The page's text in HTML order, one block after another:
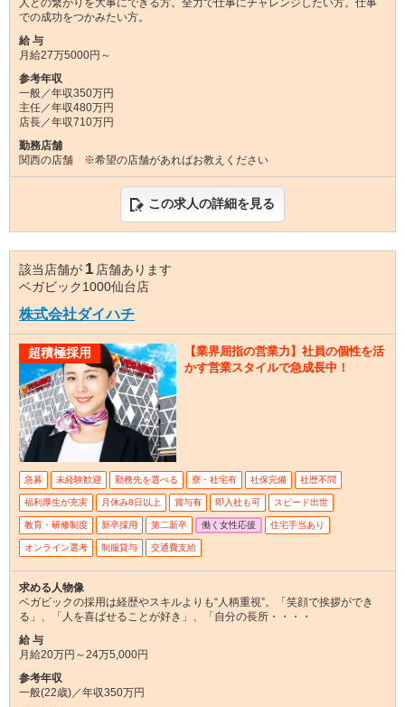
人との繋がりを大事にできる方。全力で仕事にチャレンジしたい方。仕事
での成功をつかみたい方。
給 与
月給27万5000円～
参考年収
一般／年収350万円
主任／年収480万円
店長／年収710万円
勤務店舗
関西の店舗 ※希望の店舗があればお教えください
この求人の詳細を見る
該当店舗が 1 店舗あります
ベガビック1000仙台店
株式会社ダイハチ
超積極採用
【業界屈指の営業力】社員の個性を活
かす営業スタイルで急成長中！
急募 未経験歓迎 勤務先を選べる 寮・社宅有 社保完備 社歴不問
福利厚生が充実 月休み8日以上 賞与有 即入社も可 スピード出世
教育・研修制度 新卒採用 第二新卒 働く女性応援 住宅手当あり
オンライン選考 制服貸与 交通費支給
求める人物像
ベガビックの採用は経歴やスキルよりも“人柄重視”。「笑顔で挨拶ができ
る」、「人を喜ばせることが好き」、「自分の長所・・・・
給 与
月給20万円～24万5,000円
参考年収
一般(22歳)／年収350万円